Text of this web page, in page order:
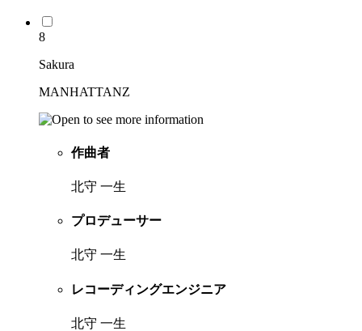
8
Sakura
MANHATTANZ
作曲者
北守 一生
プロデューサー
北守 一生
レコーディングエンジニア
北守 一生